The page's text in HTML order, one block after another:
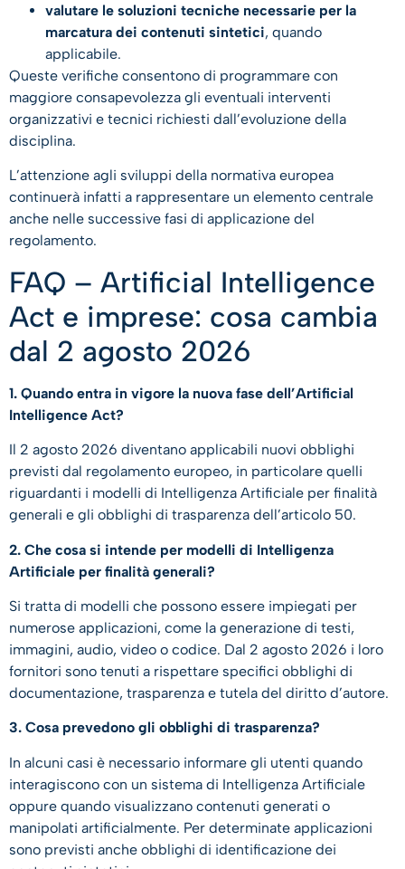
valutare le soluzioni tecniche necessarie per la
marcatura dei contenuti sintetici, quando
applicabile.
Queste verifiche consentono di programmare con
maggiore consapevolezza gli eventuali interventi
organizzativi e tecnici richiesti dall’evoluzione della
disciplina.
L’attenzione agli sviluppi della normativa europea
continuerà infatti a rappresentare un elemento centrale
anche nelle successive fasi di applicazione del
regolamento.
FAQ – Artificial Intelligence
Act e imprese: cosa cambia
dal 2 agosto 2026
1. Quando entra in vigore la nuova fase dell’Artificial
Intelligence Act?
Il 2 agosto 2026 diventano applicabili nuovi obblighi
previsti dal regolamento europeo, in particolare quelli
riguardanti i modelli di Intelligenza Artificiale per finalità
generali e gli obblighi di trasparenza dell’articolo 50.
2. Che cosa si intende per modelli di Intelligenza
Artificiale per finalità generali?
Si tratta di modelli che possono essere impiegati per
numerose applicazioni, come la generazione di testi,
immagini, audio, video o codice. Dal 2 agosto 2026 i loro
fornitori sono tenuti a rispettare specifici obblighi di
documentazione, trasparenza e tutela del diritto d’autore.
3. Cosa prevedono gli obblighi di trasparenza?
In alcuni casi è necessario informare gli utenti quando
interagiscono con un sistema di Intelligenza Artificiale
oppure quando visualizzano contenuti generati o
manipolati artificialmente. Per determinate applicazioni
sono previsti anche obblighi di identificazione dei